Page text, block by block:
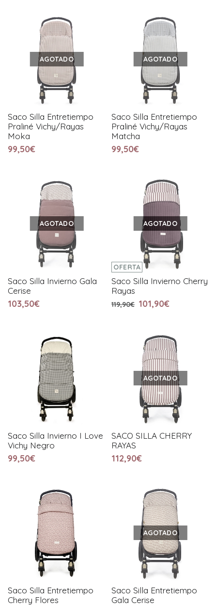
AGOTADO
Saco Silla Entretiempo
Praliné Vichy/Rayas
Moka
99,50€
AGOTADO
Saco Silla Entretiempo
Praliné Vichy/Rayas
Matcha
99,50€
AGOTADO
Saco Silla Invierno Gala
Cerise
103,50€
OFERTA
AGOTADO
Saco Silla Invierno Cherry
Rayas
119,90€ 101,90€
Saco Silla Invierno I Love
Vichy Negro
99,50€
AGOTADO
SACO SILLA CHERRY
RAYAS
112,90€
Saco Silla Entretiempo
Cherry Flores
AGOTADO
Saco Silla Entretiempo
Gala Cerise